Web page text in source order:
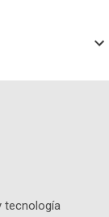
tecnología